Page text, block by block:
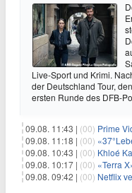
Live-Sport und Krimi.
der Deutschland Tour,
ersten Runde des DFB-
09.08. 11:43 | (00) Prime
09.08. 11:18 | (00)
09.08. 10:43 | (00) Khloé
09.08. 10:17 | (00) «Terra
09.08. 09:42 | (00) Netflix